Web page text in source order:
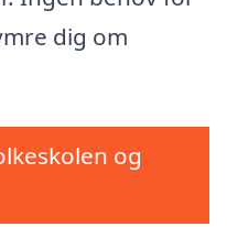
dig om
og